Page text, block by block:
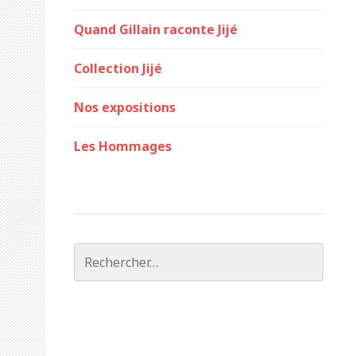
Quand Gillain raconte Jijé
Collection Jijé
Nos expositions
Les Hommages